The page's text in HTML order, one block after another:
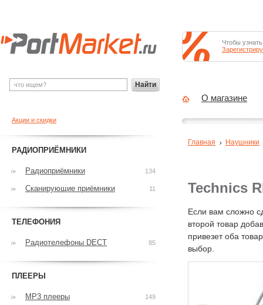
Technics
Если вам сложно
второй товар
привезет оба
выбор.
Главная Наушники
Акции и скидки
РАДИОПРИЁМНИКИ
Радиоприёмники 134
Сканирующие приёмники 11
ТЕЛЕФОНИЯ
Радиотелефоны DECT 85
ПЛЕЕРЫ
MP3 плееры 149
Найти
Чтобы
О магазине